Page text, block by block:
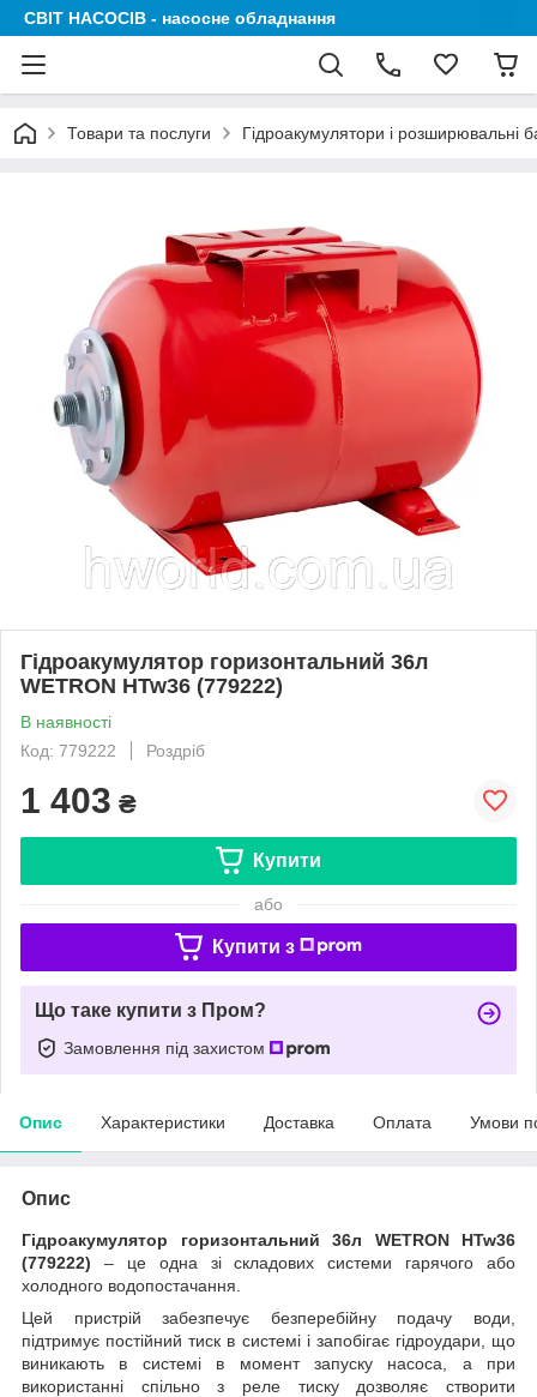
СВІТ НАСОСІВ - насосне обладнання
Товари та послуги Гідроакумулятори і розширювальні
Гідроакумулятор горизонтальний 36л
WETRON HTw36 (779222)
В наявності
Код: 779222
Роздріб
1 403 ₴
Купити
або
Купити з
Що таке купити з Пром?
Замовлення під захистом
Опис Характеристики Доставка Оплата Умови
Опис
Гідроакумулятор горизонтальний 36л WETRON HTw36
(779222) – це одна зі складових системи гарячого або
холодного водопостачання.
Цей пристрій забезпечує безперебійну подачу води,
підтримує постійний тиск в системі і запобігає гідроудари, що
виникають в системі в момент запуску насоса, а при
використанні спільно з реле тиску дозволяє створити